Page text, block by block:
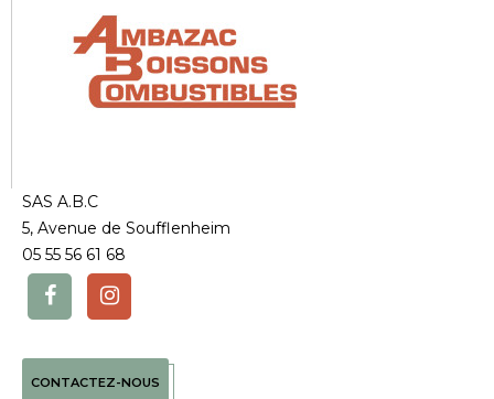
SAS A.B.C
5, Avenue de Soufflenheim
05 55 56 61 68
CONTACTEZ-NOUS